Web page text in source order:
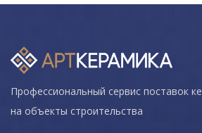
Профессиональный сервис поставок
на объекты строительства